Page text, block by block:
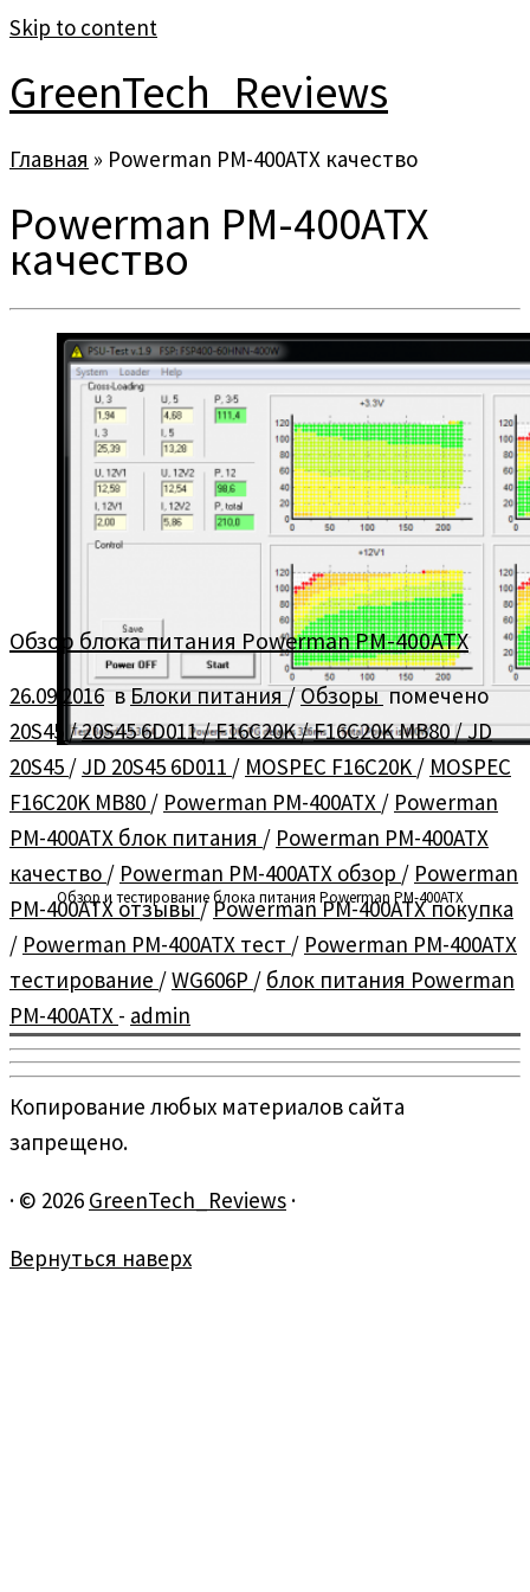
Skip to content
GreenTech_Reviews
Главная » Powerman PM-400ATX качество
Powerman PM-400ATX
качество
Обзор и тестирование блока питания Powerman PM-400ATX
Обзор блока питания Powerman PM-400ATX
26.09.2016вБлоки питания/Обзорыпомечено
20S45 /20S45 6D011/F16C20K/F16C20K MB80/JD
20S45 / JD 20S45 6D011 / MOSPEC F16C20K / MOSPEC
F16C20K MB80 / Powerman PM-400ATX / Powerman
PM-400ATX блок питания / Powerman PM-400ATX
качество / Powerman PM-400ATX обзор / Powerman
PM-400ATX отзывы/Powerman PM-400ATX покупка
/ Powerman PM-400ATX тест / Powerman PM-400ATX
тестирование /WG606P / блок питания Powerman
PM-400ATX - admin
Копирование любых материалов сайта
запрещено.
· © 2026 GreenTech_Reviews ·
Вернуться наверх